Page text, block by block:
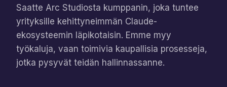
Saatte Arc Studiosta kumppanin, joka tuntee
yrityksille kehittyneimmän Claude-
ekosysteemin läpikotaisin. Emme myy
työkaluja, vaan toimivia kaupallisia prosesseja,
jotka pysyvät teidän hallinnassanne.